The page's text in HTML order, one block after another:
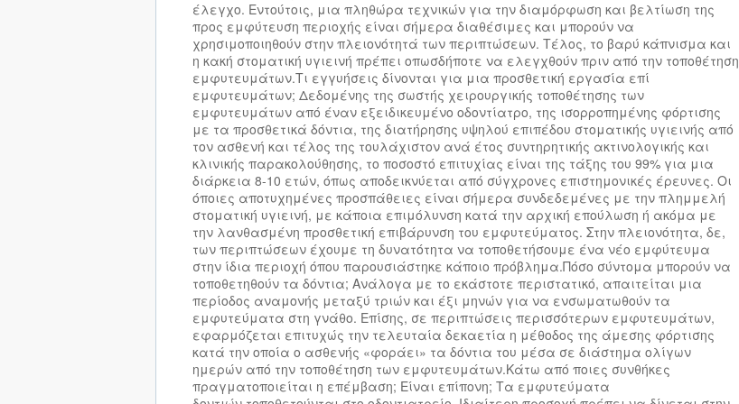
έλεγχο. Εντούτοις, μια πληθώρα τεχνικών για την διαμόρφωση και βελτίωση της
προς εμφύτευση περιοχής είναι σήμερα διαθέσιμες και μπορούν να
χρησιμοποιηθούν στην πλειονότητά των περιπτώσεων. Τέλος, το βαρύ κάπνισμα και
η κακή στοματική υγιεινή πρέπει οπωσδήποτε να ελεγχθούν πριν από την τοποθέτηση
εμφυτευμάτων.Τι εγγυήσεις δίνονται για μια προσθετική εργασία επί
εμφυτευμάτων; Δεδομένης της σωστής χειρουργικής τοποθέτησης των
εμφυτευμάτων από έναν εξειδικευμένο οδοντίατρο, της ισορροπημένης φόρτισης
με τα προσθετικά δόντια, της διατήρησης υψηλού επιπέδου στοματικής υγιεινής από
τον ασθενή και τέλος της τουλάχιστον ανά έτος συντηρητικής ακτινολογικής και
κλινικής παρακολούθησης, το ποσοστό επιτυχίας είναι της τάξης του 99% για μια
διάρκεια 8-10 ετών, όπως αποδεικνύεται από σύγχρονες επιστημονικές έρευνες. Οι
όποιες αποτυχημένες προσπάθειες είναι σήμερα συνδεδεμένες με την πλημμελή
στοματική υγιεινή, με κάποια επιμόλυνση κατά την αρχική επούλωση ή ακόμα με
την λανθασμένη προσθετική επιβάρυνση του εμφυτεύματος. Στην πλειονότητα, δε,
των περιπτώσεων έχουμε τη δυνατότητα να τοποθετήσουμε ένα νέο εμφύτευμα
στην ίδια περιοχή όπου παρουσιάστηκε κάποιο πρόβλημα.Πόσο σύντομα μπορούν να
τοποθετηθούν τα δόντια; Ανάλογα με το εκάστοτε περιστατικό, απαιτείται μια
περίοδος αναμονής μεταξύ τριών και έξι μηνών για να ενσωματωθούν τα
εμφυτεύματα στη γνάθο. Επίσης, σε περιπτώσεις περισσότερων εμφυτευμάτων,
εφαρμόζεται επιτυχώς την τελευταία δεκαετία η μέθοδος της άμεσης φόρτισης
κατά την οποία ο ασθενής «φοράει» τα δόντια του μέσα σε διάστημα ολίγων
ημερών από την τοποθέτηση των εμφυτευμάτων.Κάτω από ποιες συνθήκες
πραγματοποιείται η επέμβαση; Είναι επίπονη; Τα εμφυτεύματα